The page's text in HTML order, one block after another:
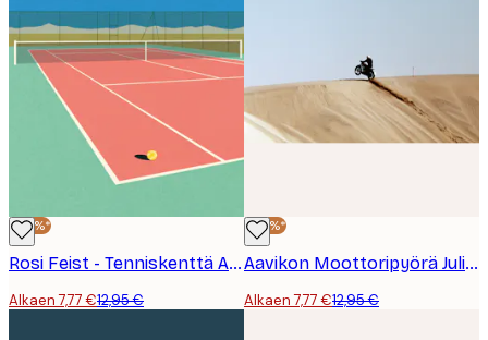
-40%*
Rosi Feist - Tenniskenttä Autiomaassa Juliste
Alkaen 7,77 €12,95 €
-40%*
Aavikon Moottoripyörä Juliste
Alkaen 7,77 €12,95 €